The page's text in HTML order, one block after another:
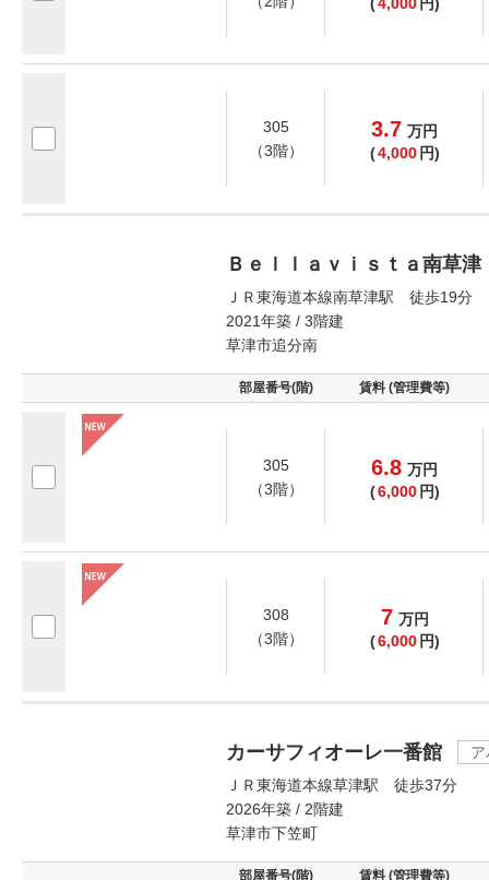
305
（3階）
3.7 万円
(4,000 円)
Ｂｅｌｌａｖｉｓｔａ南草津
ＪＲ東海道本線南草津駅 徒歩19分
2021年築 / 3階建
草津市追分南
部屋番号(階) 賃料 (管理費等)
305
（3階）
6.8 万円
(6,000 円)
308
（3階）
7 万円
(6,000 円)
カーサフィオーレ一番館
ＪＲ東海道本線草津駅 徒歩37分
2026年築 / 2階建
草津市下笠町
部屋番号(階) 賃料 (管理費等)